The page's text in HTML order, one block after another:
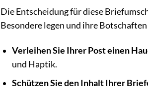
Die Entscheidung für diese
Besondere legen und ihre
Verleihen Sie Ihrer Post einen
und Haptik.
Schützen Sie den Inhalt Ihrer